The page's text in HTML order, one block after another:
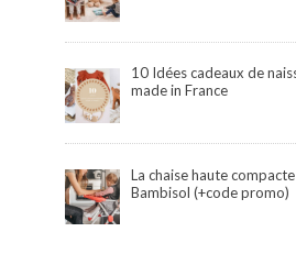
10 Idées cadeaux de
made in France
La chaise haute
Bambisol (+code promo)